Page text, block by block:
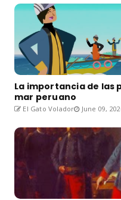
La importancia de las
mar peruano
El Gato Volador June 09,